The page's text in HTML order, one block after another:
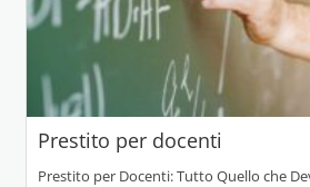
Prestito per docenti
Prestito per Docenti: Tutto Quello che